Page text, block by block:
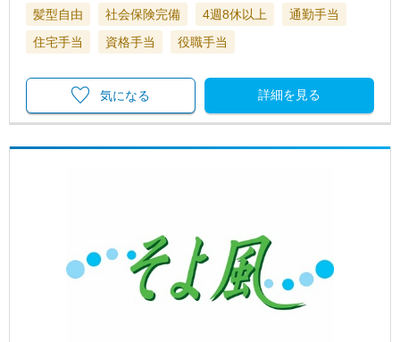
髪型自由 社会保険完備 4週8休以上
通勤手当
住宅手当
資格手当 役職手当
詳細を見る
気になる